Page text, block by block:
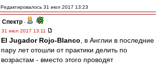
Редактировалось 31 июл 2017 13:23
Спектр -
31 июл 2017 13:11
El Jugador Rojo-Blanco , в Англии в последние
пару лет отошли от практики делить по
возрастам - вместо этого проводят